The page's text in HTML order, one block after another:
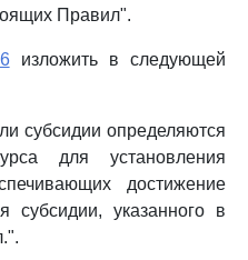
Правил".
изложить в следующей
субсидии определяются
для установления
достижение
субсидии, указанного в